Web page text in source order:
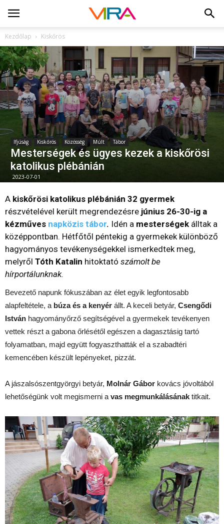
Kezdőlap Kiskőrös
Ifjúság Kiskőrös Közösség Múlt Tábor
Mesterségek és ügyes kezek a kiskőrösi
katolikus plébánián
2023-07-01
A kiskőrösi katolikus plébánián 32 gyermek
részvételével került megrendezésre június 26-30-ig a
kézműves napközis tábor. Idén a mesterségek álltak a
középpontban. Hétfőtől péntekig a gyermekek különböző
hagyományos tevékenységekkel ismerkedtek meg,
melyről Tóth Katalin hitoktató számolt be
hírportálunknak.
Bevezető napunk fókuszában az élet egyik legfontosabb
alapfeltétele, a búza és a kenyér állt. A keceli betyár, Csengődi
István hagyományőrző segítségével a gyermekek tevékenyen
vettek részt a gabona őrlésétől egészen a dagasztásig tartó
folyamatban, majd együtt fogyaszthatták el a szabadtéri
kemencében készült lepényeket, pizzát.
A jászalsószentgyörgyi betyár, Molnár Gábor kovács jóvoltából
lehetőségünk volt megismerni a vas megmunkálásának titkait.